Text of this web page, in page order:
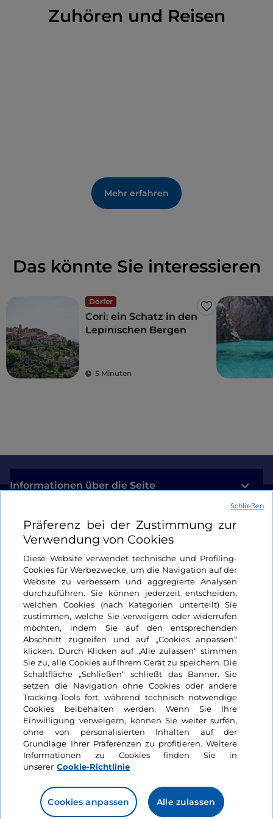
Zuhören und Reisen
Mehr erfahren
Das könnte Sie interessieren
Dörfer
Like
Cori: ein Schatz in den
Lepinischen Bergen
5 Minuten
Informationen über die Seite
Nützliche Links
Login
Bleiben wir in Kontakt
Präferenz bei der Zustimmung zur
Verwendung von Cookies
Diese Website verwendet technische und Profiling-
Cookies für Werbezwecke, um die Navigation auf der
Website zu verbessern und aggregierte Analysen
durchzuführen. Sie können jederzeit entscheiden,
welchen Cookies (nach Kategorien unterteilt) Sie
zustimmen, welche Sie verweigern oder widerrufen
möchten, indem Sie auf den entsprechenden
Abschnitt zugreifen und auf „Cookies anpassen“
klicken. Durch Klicken auf „Alle zulassen“ stimmen
Sie zu, alle Cookies auf Ihrem Gerät zu speichern. Die
Schaltfläche „Schließen“ schließt das Banner. Sie
setzen die Navigation ohne Cookies oder andere
Tracking-Tools fort, während technisch notwendige
Cookies beibehalten werden. Wenn Sie Ihre
Einwilligung verweigern, können Sie weiter surfen,
ohne von personalisierten Inhalten auf der
Grundlage Ihrer Präferenzen zu profitieren. Weitere
Informationen zu Cookies finden Sie in
unserer Cookie-Richtlinie
Cookies anpassen Alle zulassen
Schließen